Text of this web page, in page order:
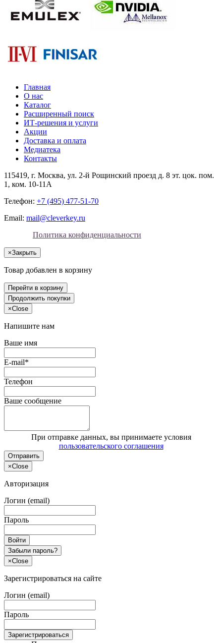
Главная
О нас
Каталог
Расширенный поиск
ИТ-решения и услуги
Акции
Доставка и оплата
Медиатека
Контакты
115419, г. Москва, ул. 2-й Рощинский проезд д. 8 эт. цок. пом.
1, ком. 10-11А
Телефон: +7 (495) 477-51-70
Email: mail@cleverkey.ru
Политика конфиденциальности
×Закрыть
Товар добавлен в корзину
Перейти в корзину
Продолжить покупки
×Close
Напишите нам
Ваше имя
E-mail*
Телефон
Ваше сообщение
При отправке данных, вы принимаете условия
пользовательского соглашения
Отправить
×Close
Авторизация
Логин (email)
Пароль
Войти
Забыли пароль?
×Close
Зарегистрироваться на сайте
Логин (email)
Пароль
Зарегистрироваться